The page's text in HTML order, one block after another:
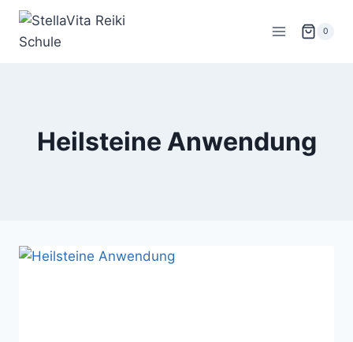
Zum
springen
0
Heilsteine Anwendung